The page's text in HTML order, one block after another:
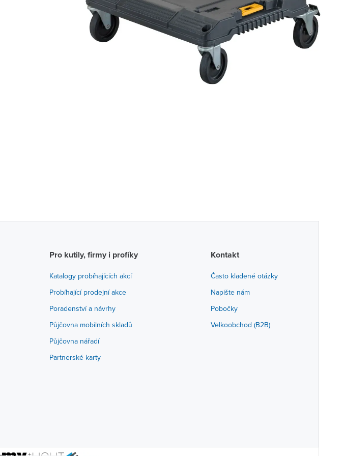
Pro kutily, firmy i profíky
Katalogy probíhajících akcí
Probíhající prodejní akce
Poradenství a návrhy
Půjčovna mobilních skladů
Půjčovna nářadí
Partnerské karty
Kontakt
Často kladené otázky
Napište nám
Pobočky
Velkoobchod (B2B)